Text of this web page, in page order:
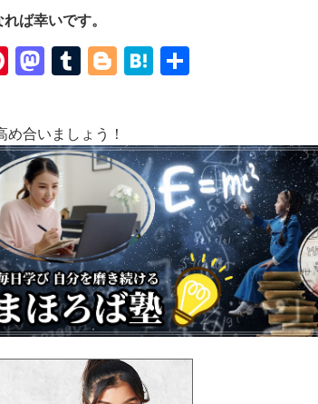
ば幸いです。
Pinterest
Mastodon
Tumblr
Blogger
Hatena
合いましょう！